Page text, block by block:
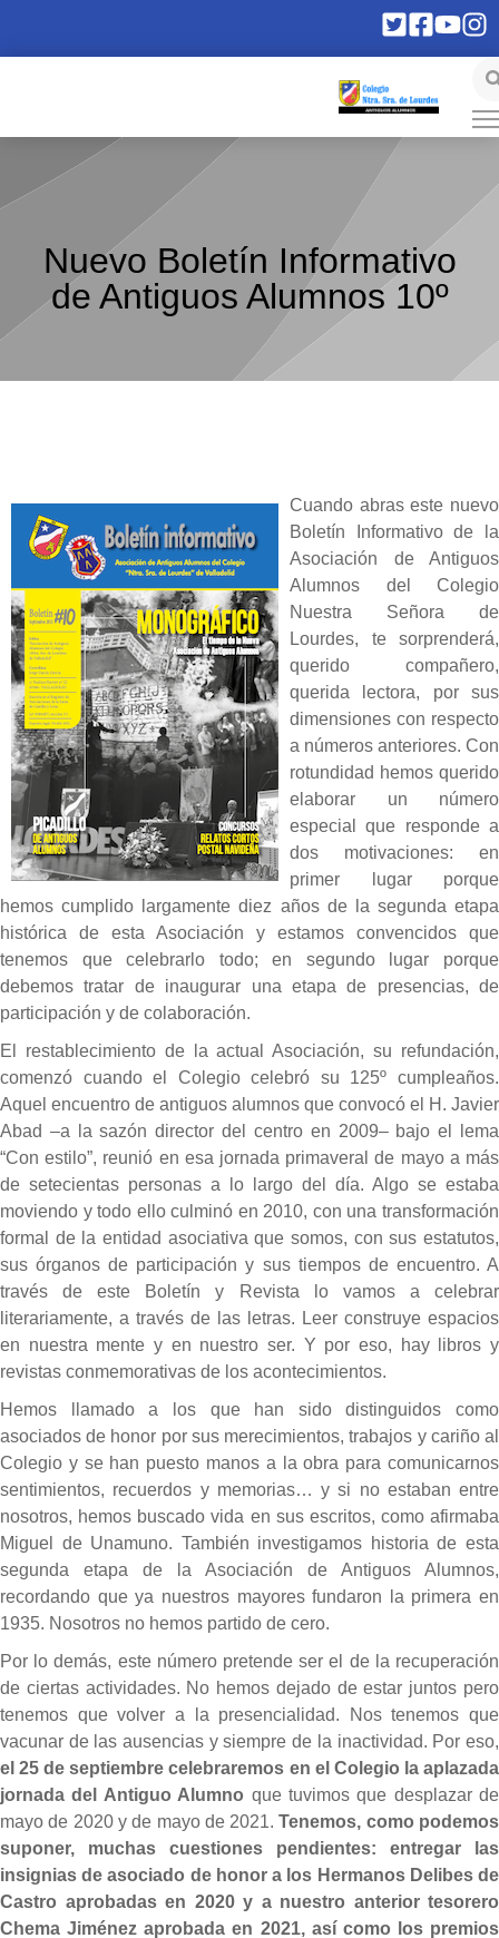
Nuevo Boletín Informativo
de Antiguos Alumnos 10º
Cuando abras este nuevo
Boletín Informativo de la
Asociación de Antiguos
Alumnos del Colegio
Nuestra Señora de
Lourdes, te sorprenderá,
querido compañero,
querida lectora, por sus
dimensiones con respecto
a números anteriores. Con
rotundidad hemos querido
elaborar un número
especial que responde a
dos motivaciones: en
primer lugar porque
hemos cumplido largamente diez años de la segunda etapa
histórica de esta Asociación y estamos convencidos que
tenemos que celebrarlo todo; en segundo lugar porque
debemos tratar de inaugurar una etapa de presencias, de
participación y de colaboración.
El restablecimiento de la actual Asociación, su refundación,
comenzó cuando el Colegio celebró su 125º cumpleaños.
Aquel encuentro de antiguos alumnos que convocó el H. Javier
Abad –a la sazón director del centro en 2009– bajo el lema
“Con estilo”, reunió en esa jornada primaveral de mayo a más
de setecientas personas a lo largo del día. Algo se estaba
moviendo y todo ello culminó en 2010, con una transformación
formal de la entidad asociativa que somos, con sus estatutos,
sus órganos de participación y sus tiempos de encuentro. A
través de este Boletín y Revista lo vamos a celebrar
literariamente, a través de las letras. Leer construye espacios
en nuestra mente y en nuestro ser. Y por eso, hay libros y
revistas conmemorativas de los acontecimientos.
Hemos llamado a los que han sido distinguidos como
asociados de honor por sus merecimientos, trabajos y cariño al
Colegio y se han puesto manos a la obra para comunicarnos
sentimientos, recuerdos y memorias… y si no estaban entre
nosotros, hemos buscado vida en sus escritos, como afirmaba
Miguel de Unamuno. También investigamos historia de esta
segunda etapa de la Asociación de Antiguos Alumnos,
recordando que ya nuestros mayores fundaron la primera en
1935. Nosotros no hemos partido de cero.
Por lo demás, este número pretende ser el de la recuperación
de ciertas actividades. No hemos dejado de estar juntos pero
tenemos que volver a la presencialidad. Nos tenemos que
vacunar de las ausencias y siempre de la inactividad. Por eso,
el 25 de septiembre celebraremos en el Colegio la aplazada
jornada del Antiguo Alumno que tuvimos que desplazar de
mayo de 2020 y de mayo de 2021.Tenemos, como podemos
suponer, muchas cuestiones pendientes: entregar las
insignias de asociado de honor a los Hermanos Delibes de
Castro aprobadas en 2020 y a nuestro anterior tesorero
Chema Jiménez aprobada en 2021, así como los premios